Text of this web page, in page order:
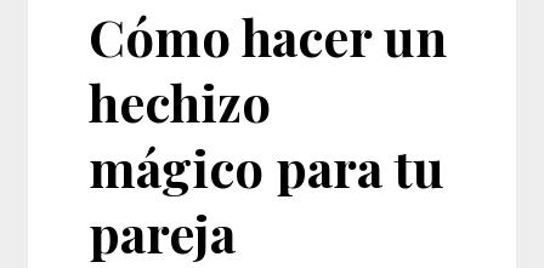
Cómo hacer un
hechizo
mágico para tu
pareja